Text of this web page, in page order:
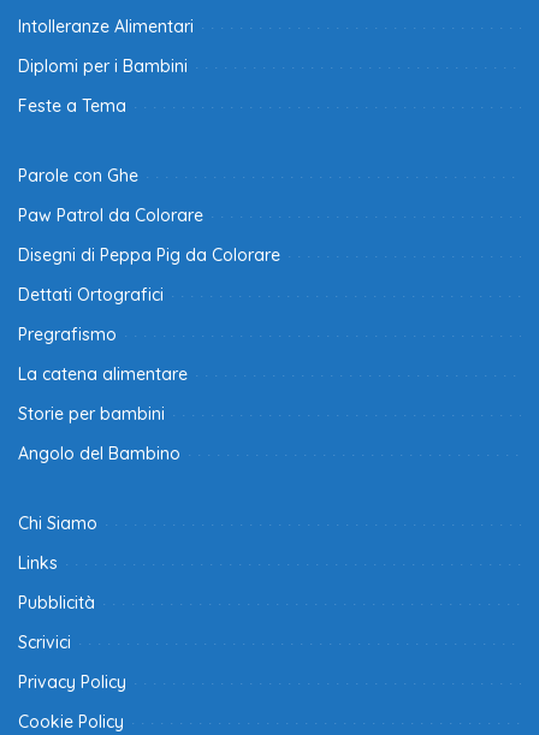
Intolleranze Alimentari
Diplomi per i Bambini
Feste a Tema
Parole con Ghe
Paw Patrol da Colorare
Disegni di Peppa Pig da Colorare
Dettati Ortografici
Pregrafismo
La catena alimentare
Storie per bambini
Angolo del Bambino
Chi Siamo
Links
Pubblicità
Scrivici
Privacy Policy
Cookie Policy